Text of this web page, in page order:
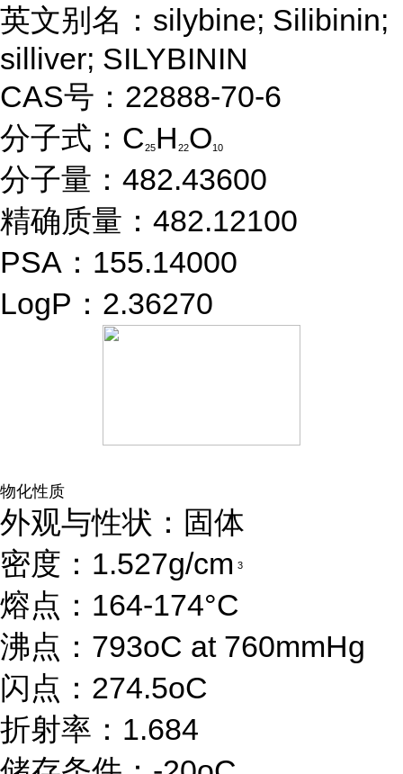
英文别名：silybine; Silibinin;
silliver; SILYBININ
CAS号：22888-70-6
分子式：C25H 22O10
分子量：482.43600
精确质量：482.12100
PSA：155.14000
LogP：2.36270
物化性质
外观与性状：固体
密度：1.527g/cm 3
熔点：164-174°C
沸点：793oC at 760mmHg
闪点：274.5oC
折射率：1.684